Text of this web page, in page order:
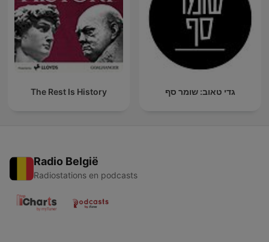
The Rest Is History גדי טאוב: שומר סף
Radio België
Radiostations en podcasts